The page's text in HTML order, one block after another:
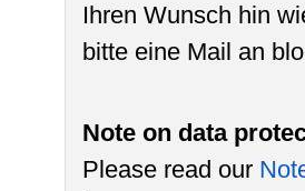
Ihren Wunsch hin
bitte eine Mail an
Note on data
Please read our